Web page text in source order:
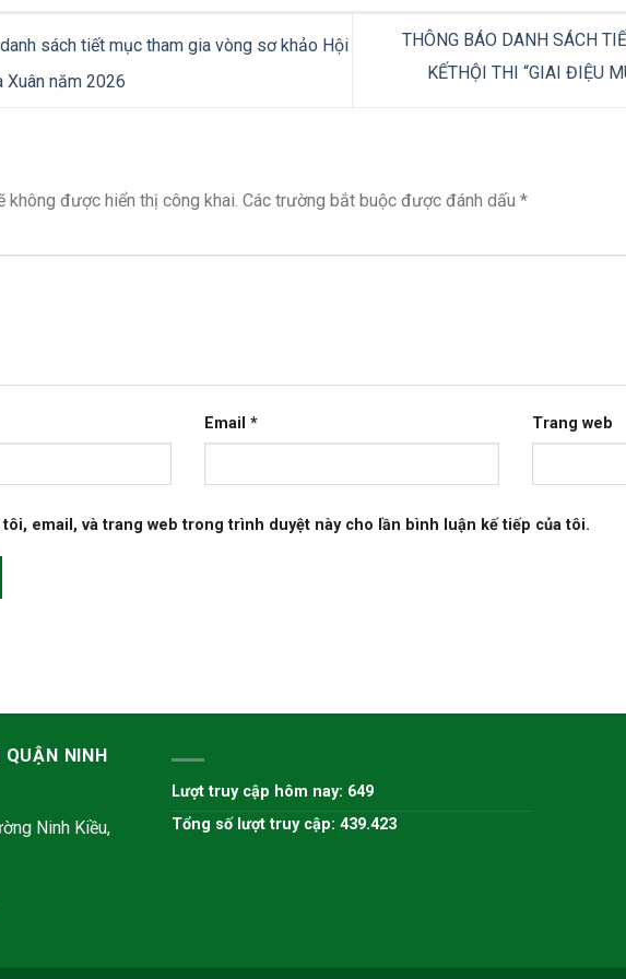
sách tiết mục tham gia vòng sơ khảo Hội
Xuân năm 2026
THÔNG BÁO DANH SÁCH
KẾTHỘI THI “GIAI ĐIỆU
không được hiển thị công khai. Các trường bắt buộc được đánh dấu *
Email * Trang web
tôi, email, và trang web trong trình duyệt này cho lần bình luận kế tiếp của tôi.
NINH
Ninh Kiều,
Lượt truy cập hôm nay: 649
Tổng số lượt truy cập: 439.423